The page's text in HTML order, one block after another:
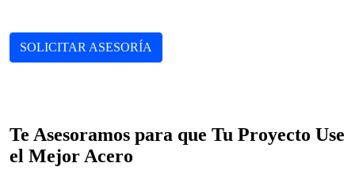
SOLICITAR ASESORÍA
Te Asesoramos para que Tu Proyecto Use
el Mejor Acero